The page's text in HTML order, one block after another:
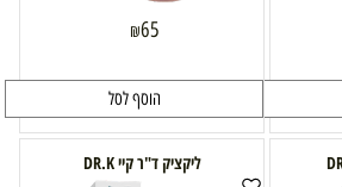
₪65
הוסף לסל
ליקציק ד"ר קיי DR.K